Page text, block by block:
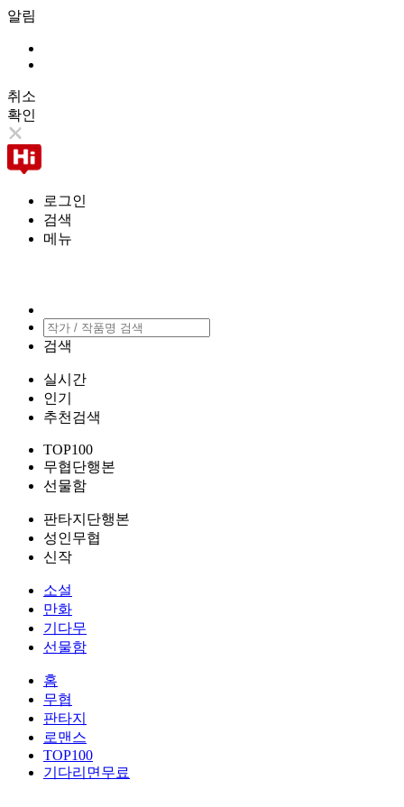
알림
취소
확인
로그인
검색
메뉴
검색
실시간
인기
추천검색
TOP100
무협단행본
선물함
판타지단행본
성인무협
신작
소설
만화
기다무
선물함
홈
무협
판타지
로맨스
TOP100
기다리면무료